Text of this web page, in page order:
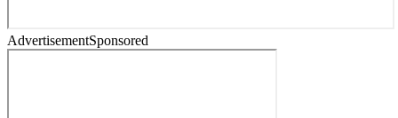
AdvertisementSponsored